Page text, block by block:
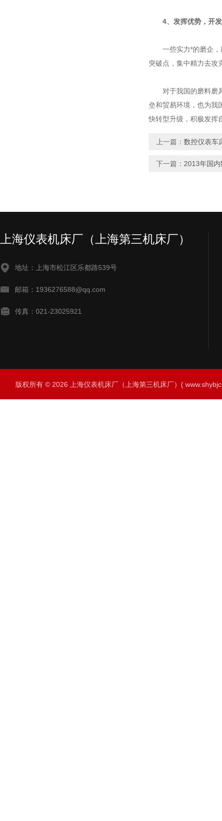
4、发挥优势，开
一些实力*的磨企，应
突破点，集中精力去攻
对于我国的磨料磨具
垒和贸易环境，也为我
快转型升级，积极发挥
上一篇： 数控仪表车
下一篇： 2013年国
上海仪表机床厂（上海第三机床厂）
地址：上海市松江区乐都路539号
邮箱：1936276588@qq.com
传真：021-23025921
版权所有 © 2026 上海仪表机床厂（上海第三机床厂）(